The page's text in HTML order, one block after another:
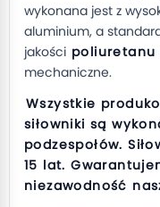
wykonana jest z
aluminium, a
jakości poliuretanu
mechaniczne.
Wszystkie
siłowniki są
podzespołów.
15 lat.
niezawodność